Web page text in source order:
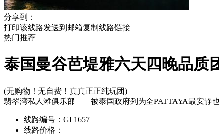
分享到：
打印该线路发送到邮箱复制线路链接
热门推荐
泰国曼谷芭堤雅六天四晚品质
(无购物！无自费！真真正正纯玩团)
翡翠湾私人滩俱乐部——被泰国政府列为全PATTAYA最安静
线路编号： GL1657
线路价格：